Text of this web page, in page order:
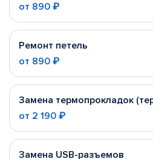
от 890 ₽
Ремонт петель
от 890 ₽
Замена термопрокладок
от 2 190 ₽
Замена USB-разъемов